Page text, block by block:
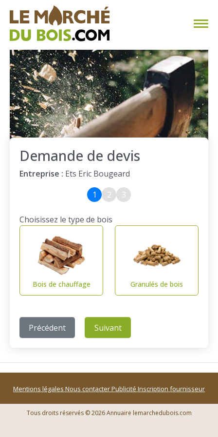
CHAUFFAGE AU BOIS
FAQ
CALCULER SA CONSOMMATION
TROUVER SON FOURNISSEUR
BLOG
ESPACE PRO
Demande de devis
Entreprise : Ets Eric Bougeard
1
2 3
Choisissez le type de bois
Bois de chauffage Granulés de bois
Précédent Suivant
Mentions légales Nous contacterPublicité Inscription fournisseur
Tous droits réservés © 2026 Annuaire lemarchedubois.com